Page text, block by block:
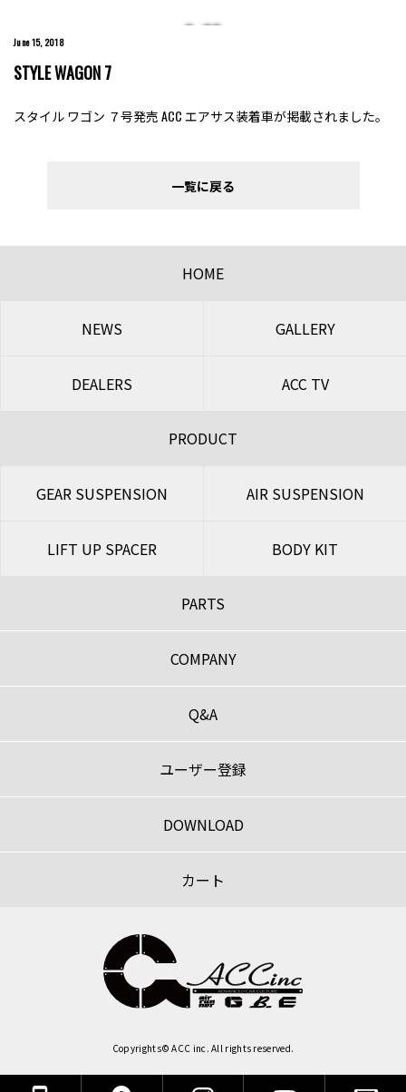
June 15, 2018
STYLE WAGON 7
スタイル ワゴン ７号発売 ACC エアサス装着車が掲載されました。
一覧に戻る
HOME
NEWS GALLERY
DEALERS ACC TV
PRODUCT
GEAR SUSPENSION AIR SUSPENSION
LIFT UP SPACER BODY KIT
PARTS
COMPANY
Q&A
ユーザー登録
DOWNLOAD
カート
Copyrights© ACC inc. All rights reserved.